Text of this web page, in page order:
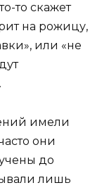
то скажет
на рожицу,
или «не
имели
они
до
лишь